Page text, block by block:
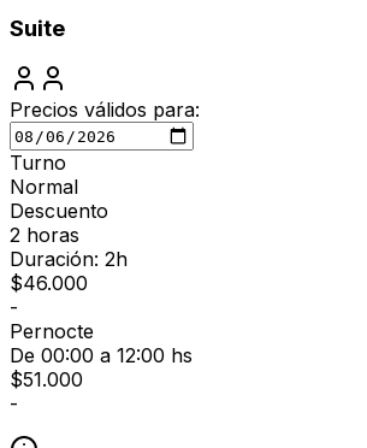
Suite
Precios válidos para:
Turno
Normal
Descuento
2 horas
Duración: 2h
$46.000
-
Pernocte
De 00:00 a 12:00 hs
$51.000
-